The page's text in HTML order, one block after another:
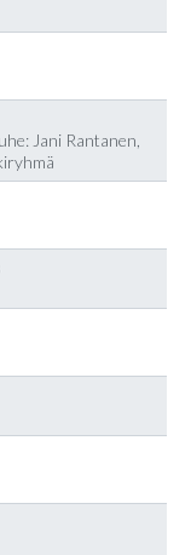
Jani Rantanen,